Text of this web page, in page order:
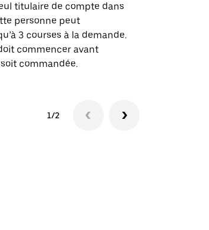
titulaire de compte dans
personne peut
3 courses à la demande.
commencer avant
commandée.
1/2